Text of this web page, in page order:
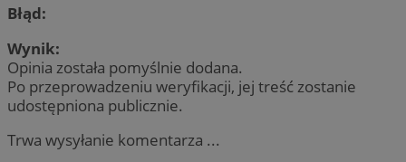
Błąd:
Wynik:
Opinia została pomyślnie dodana.
Po przeprowadzeniu weryfikacji, jej treść zostanie
udostępniona publicznie.
Trwa wysyłanie komentarza ...